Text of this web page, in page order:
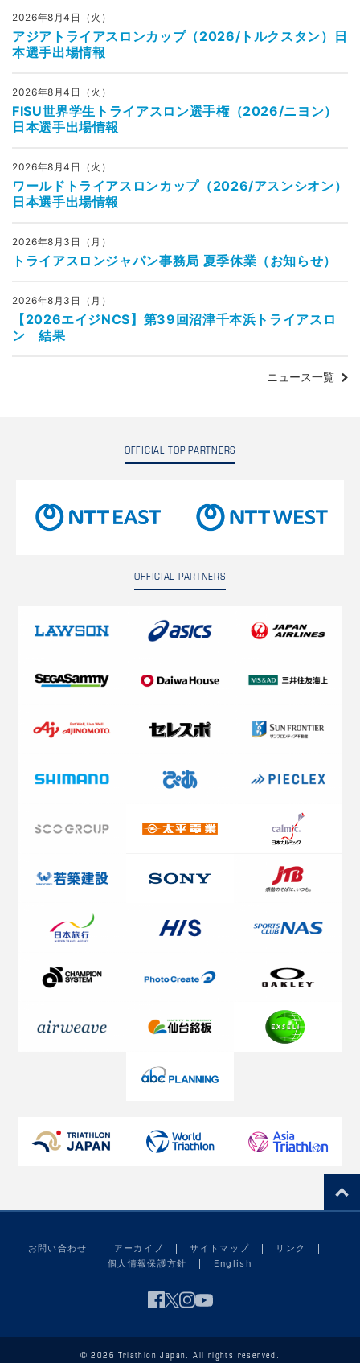
2026年8月4日（火）
アジアトライアスロンカップ（2026/トルクスタン）日
本選手出場情報
2026年8月4日（火）
FISU世界学生トライアスロン選手権（2026/ニヨン）
日本選手出場情報
2026年8月4日（火）
ワールドトライアスロンカップ（2026/アスンシオン）
日本選手出場情報
2026年8月3日（月）
トライアスロンジャパン事務局 夏季休業（お知らせ）
2026年8月3日（月）
【2026エイジNCS】第39回沼津千本浜トライアスロ
ン 結果
ニュース一覧
OFFICIAL TOP PARTNERS
OFFICIAL PARTNERS
お問い合わせ アーカイブ サイトマップ
リンク
個人情報保護方針
English
© 2026 Triathlon Japan. All rights reserved.